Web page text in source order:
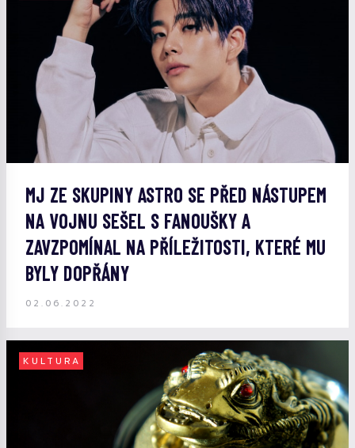
MJ ZE SKUPINY ASTRO SE PŘED NÁSTUPEM
NA VOJNU SEŠEL S FANOUŠKY A
ZAVZPOMÍNAL NA PŘÍLEŽITOSTI, KTERÉ MU
BYLY DOPŘÁNY
02.06.2022
KULTURA